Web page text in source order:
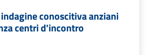
conoscitiva anziani
centri d'incontro